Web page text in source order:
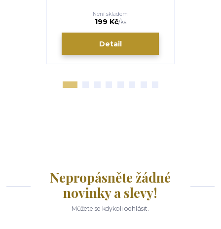
199 Kč/ks
Není skladem
Detail
Nepropásněte žádné
novinky a slevy!
Můžete se kdykoli odhlásit.